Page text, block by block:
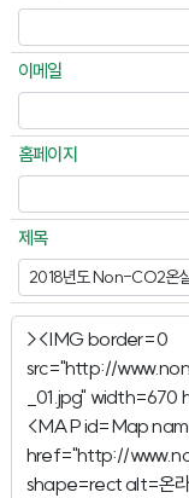
이메일
홈페이지
제목